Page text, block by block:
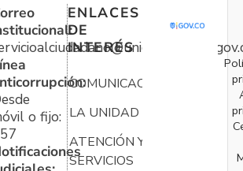
o fijo:
ENLACES
DE
INTERÉS
COMUNICACIONES
LA UNIDAD
ATENCIÓN Y
SERVICIOS